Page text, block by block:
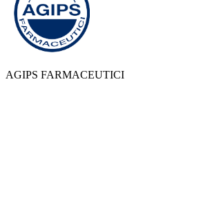
AGIPS FARMACEUTICI